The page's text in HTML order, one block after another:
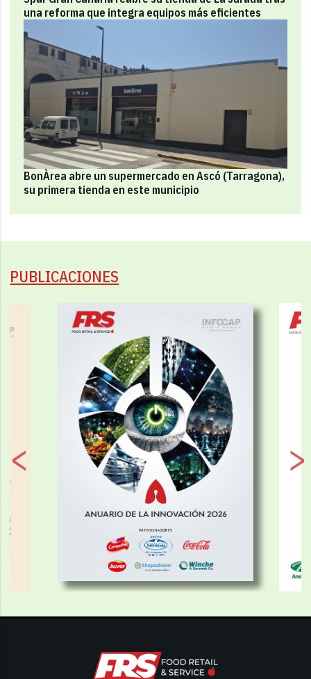
una reforma que integra equipos más eficientes
BonÀrea abre un supermercado en Ascó (Tarragona),
su primera tienda en este municipio
PUBLICACIONES